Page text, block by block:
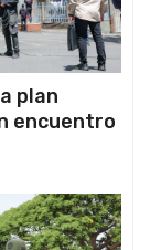
plan
encuentro